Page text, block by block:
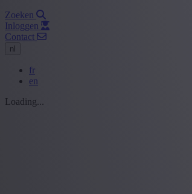
Zoeken
Inloggen
Contact
nl
fr
en
Loading...